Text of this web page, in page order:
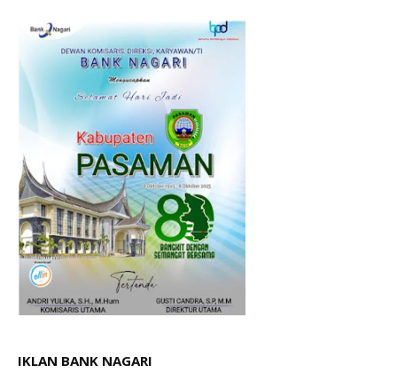
IKLAN BANK NAGARI